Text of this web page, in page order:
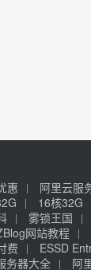
惠 阿里云服
16核32G
雾锁王国
网站教程
费 ESSD
务器大全 阿